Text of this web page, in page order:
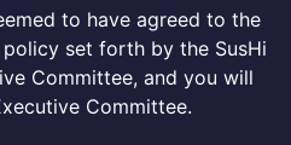
to have agreed to the
set forth by the SusHi
Committee, and you will
Committee.